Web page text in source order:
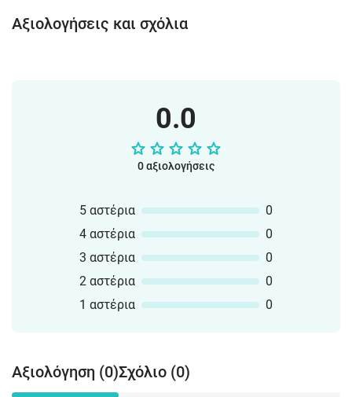
Αξιολογήσεις και σχόλια
0.0
0 αξιολογήσεις
5 αστέρια
0
4 αστέρια
0
3 αστέρια
0
2 αστέρια
0
1 αστέρια
0
Αξιολόγηση (0)Σχόλιο (0)